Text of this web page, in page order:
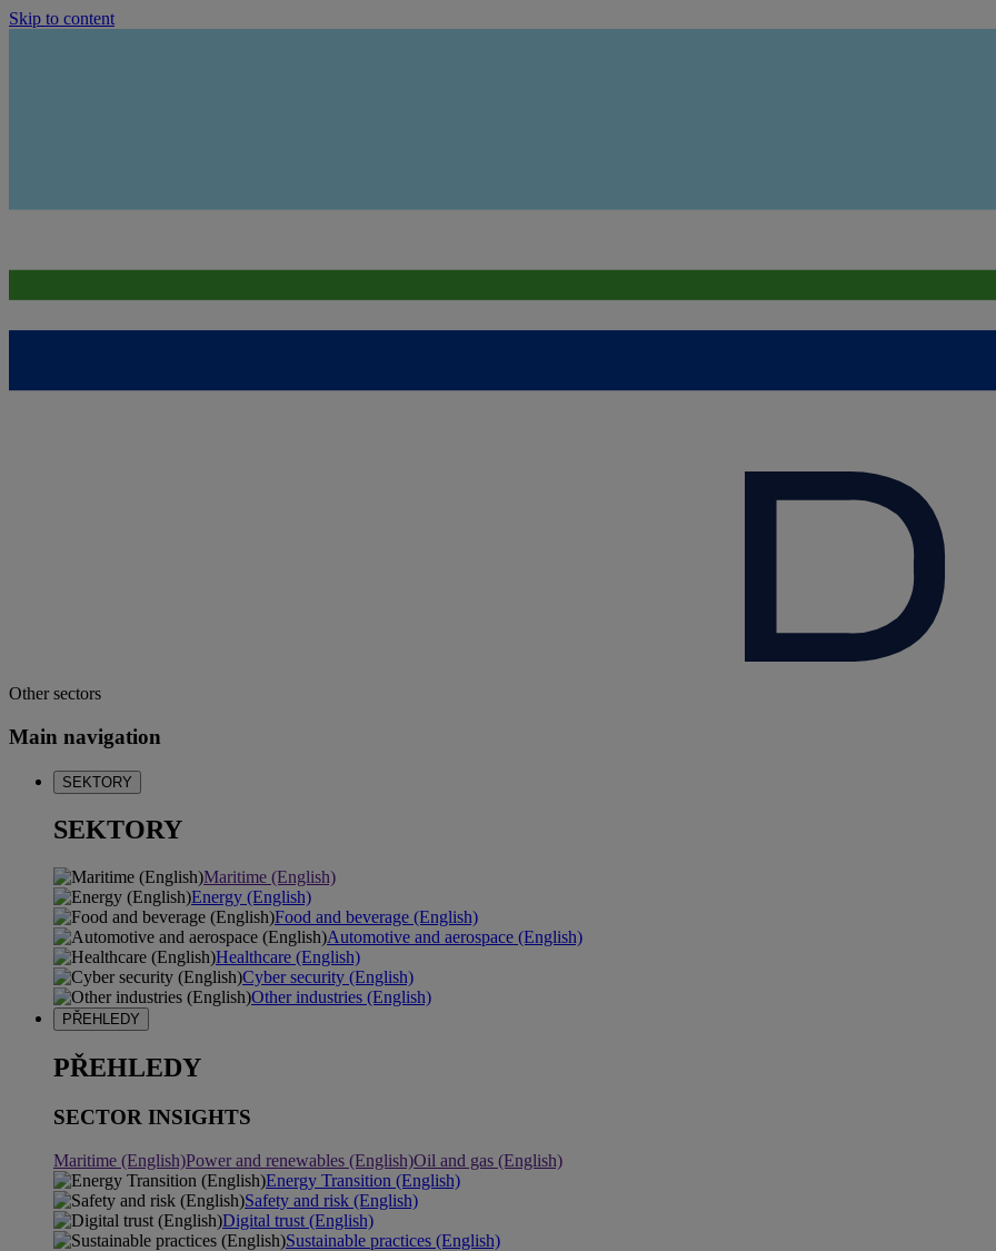
Skip to content
Other sectors
Main navigation
SEKTORY
SEKTORY
Maritime (English)
Energy (English)
Food and beverage (English)
Automotive and aerospace (English)
Healthcare (English)
Cyber security (English)
Other industries (English)
PŘEHLEDY
PŘEHLEDY
SECTOR INSIGHTS
Maritime (English)Power and renewables (English)Oil and gas (English)
Energy Transition (English)
Safety and risk (English)
Digital trust (English)
Sustainable practices (English)